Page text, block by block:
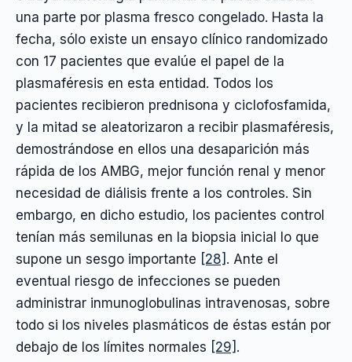
una parte por plasma fresco congelado. Hasta la
fecha, sólo existe un ensayo clínico randomizado
con 17 pacientes que evalúe el papel de la
plasmaféresis en esta entidad. Todos los
pacientes recibieron prednisona y ciclofosfamida,
y la mitad se aleatorizaron a recibir plasmaféresis,
demostrándose en ellos una desaparición más
rápida de los AMBG, mejor función renal y menor
necesidad de diálisis frente a los controles. Sin
embargo, en dicho estudio, los pacientes control
tenían más semilunas en la biopsia inicial lo que
supone un sesgo importante [28] . Ante el
eventual riesgo de infecciones se pueden
administrar inmunoglobulinas intravenosas, sobre
todo si los niveles plasmáticos de éstas están por
debajo de los límites normales [29] .